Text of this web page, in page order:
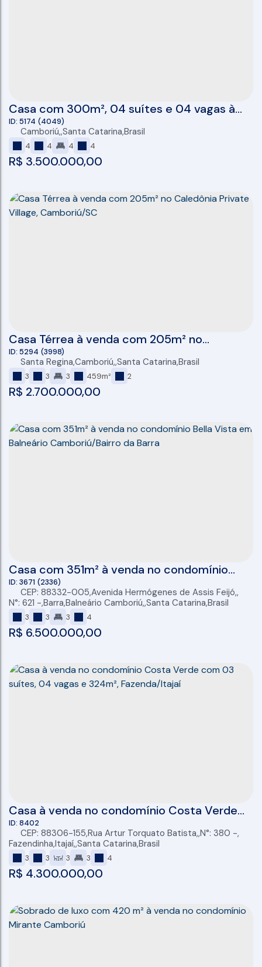
Casa com 300m², 04 suítes e 04 vagas à
venda no Condomínio Parque do Lago em
Camboriú/SC
R$ 3.500.000,00
5174 (4049)
Camboriú ,Santa Catarina,Brasil
4 4 4 4
Casa Térrea à venda com 205m² no
Caledônia Private Village, Camboriú/SC
R$ 2.700.000,00
5294 (3998)
Santa Regina,Camboriú ,Santa Catarina,Brasil
3 3 3 459m² 2
Casa com 351m² à venda no condomínio
Bella Vista em Balneário Camboriú/Bairro da
Barra
R$ 6.500.000,00
3671 (2336)
CEP: 88332-005,Avenida Hermógenes de Assis Feijó ,
N°: 621 ,Barra,Balneário Camboriú ,Santa Catarina,Brasil
3 3 3 4
Casa à venda no condomínio Costa Verde
com 03 suítes, 04 vagas e 324m²,
Fazenda/Itajaí
R$ 4.300.000,00
8402
CEP: 88306-155,Rua Artur Torquato Batista ,N°: 380
,
Fazendinha,Itajaí,Santa Catarina,Brasil
3 3 3 3 4